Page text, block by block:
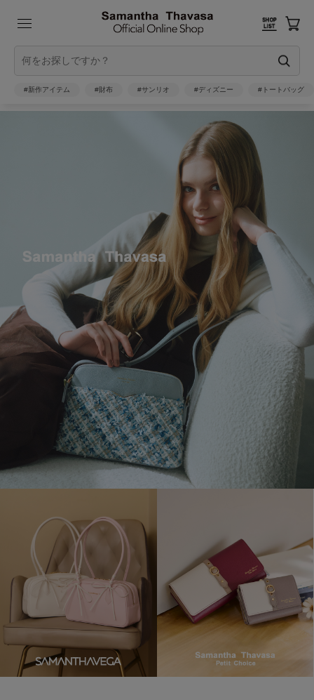
#新作アイテム #財布 #サンリオ #ディズニー #トートバッグ